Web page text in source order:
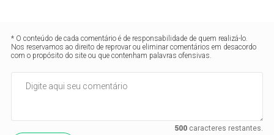
* O conteúdo de cada comentário é de responsabilidade de quem realizá-lo.
Nos reservamos ao direito de reprovar ou eliminar comentários em desacordo
com o propósito do site ou que contenham palavras ofensivas.
500caracteres restantes.